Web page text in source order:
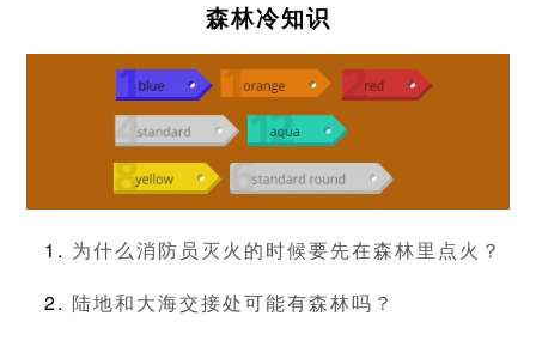
森林冷知识
为什么消防员灭火的时候要先在森林里点火？
陆地和大海交接处可能有森林吗？